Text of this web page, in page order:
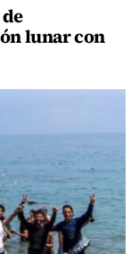
lunar con